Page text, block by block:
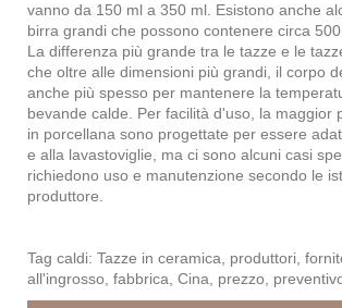
vanno da 150 ml a 350 ml. Esistono anche
birra grandi che possono contenere circa
La differenza più grande tra le tazze e le
che oltre alle dimensioni più grandi, il corpo
anche più spesso per mantenere la
bevande calde. Per facilità d'uso, la maggior
in porcellana sono progettate per essere
e alla lavastoviglie, ma ci sono alcuni casi
richiedono uso e manutenzione secondo le
produttore.
Tag caldi: Tazze in ceramica, produttori,
all'ingrosso, fabbrica, Cina, prezzo,